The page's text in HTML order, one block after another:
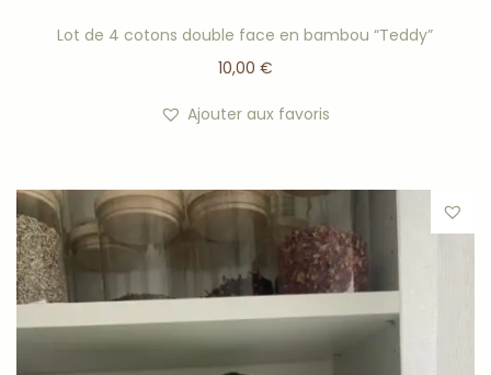
Lot de 4 cotons double face en bambou “Teddy”
10,00 €
Ajouter aux favoris